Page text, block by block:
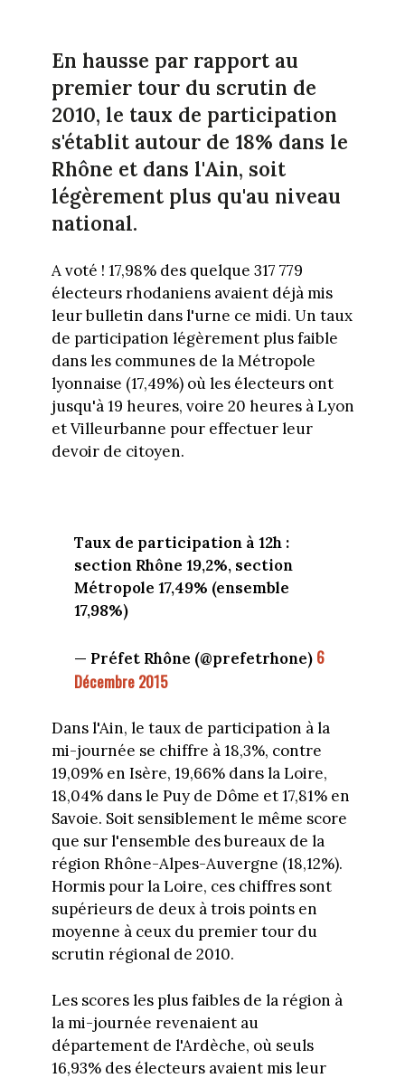
En hausse par rapport au
premier tour du scrutin de
2010, le taux de participation
s'établit autour de 18% dans le
Rhône et dans l'Ain, soit
légèrement plus qu'au niveau
national.
A voté ! 17,98% des quelque 317 779
électeurs rhodaniens avaient déjà mis
leur bulletin dans l'urne ce midi. Un taux
de participation légèrement plus faible
dans les communes de la Métropole
lyonnaise (17,49%) où les électeurs ont
jusqu'à 19 heures, voire 20 heures à Lyon
et Villeurbanne pour effectuer leur
devoir de citoyen.
Taux de participation à 12h :
section Rhône 19,2%, section
Métropole 17,49% (ensemble
17,98%)
— Préfet Rhône (@prefetrhone) 6
Décembre 2015
Dans l'Ain, le taux de participation à la
mi-journée se chiffre à 18,3%, contre
19,09% en Isère, 19,66% dans la Loire,
18,04% dans le Puy de Dôme et 17,81% en
Savoie. Soit sensiblement le même score
que sur l'ensemble des bureaux de la
région Rhône-Alpes-Auvergne (18,12%).
Hormis pour la Loire, ces chiffres sont
supérieurs de deux à trois points en
moyenne à ceux du premier tour du
scrutin régional de 2010.
Les scores les plus faibles de la région à
la mi-journée revenaient au
département de l'Ardèche, où seuls
16,93% des électeurs avaient mis leur